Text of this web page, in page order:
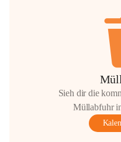
Sieh dir die
Müllabfuhr